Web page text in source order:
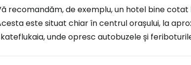
recomandăm, de exemplu, un hotel bine cotat
este situat chiar în centrul orașului, la
unde opresc autobuzele și